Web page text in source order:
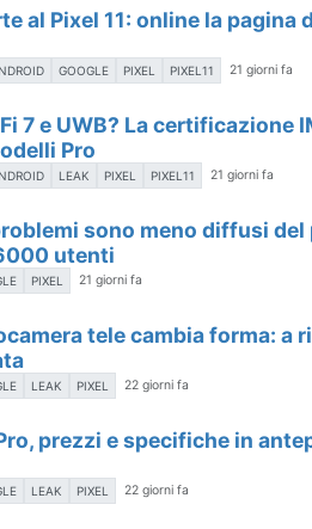
al Pixel 11: online la pagina
GOOGLE PIXEL PIXEL11 21 giorni fa
7 e UWB? La certificazione
Pro
LEAK PIXEL PIXEL11 21 giorni fa
sono meno diffusi
utenti
PIXEL 21 giorni fa
tele cambia forma: a
LEAK PIXEL 22 giorni fa
prezzi e specifiche in
LEAK PIXEL 22 giorni fa